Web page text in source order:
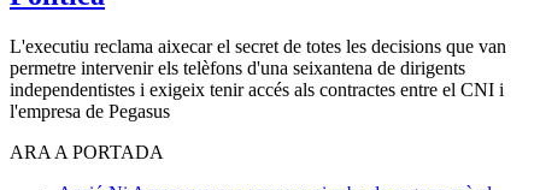
L'executiu reclama aixecar el secret de totes les decisions que van
permetre intervenir els telèfons d'una seixantena de dirigents
independentistes i exigeix tenir accés als contractes entre el CNI i
l'empresa de Pegasus
ARA A PORTADA